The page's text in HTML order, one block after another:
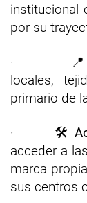
institucional
por su
·
locales,
primario de
· 🛠️
acceder a
marca
sus centros